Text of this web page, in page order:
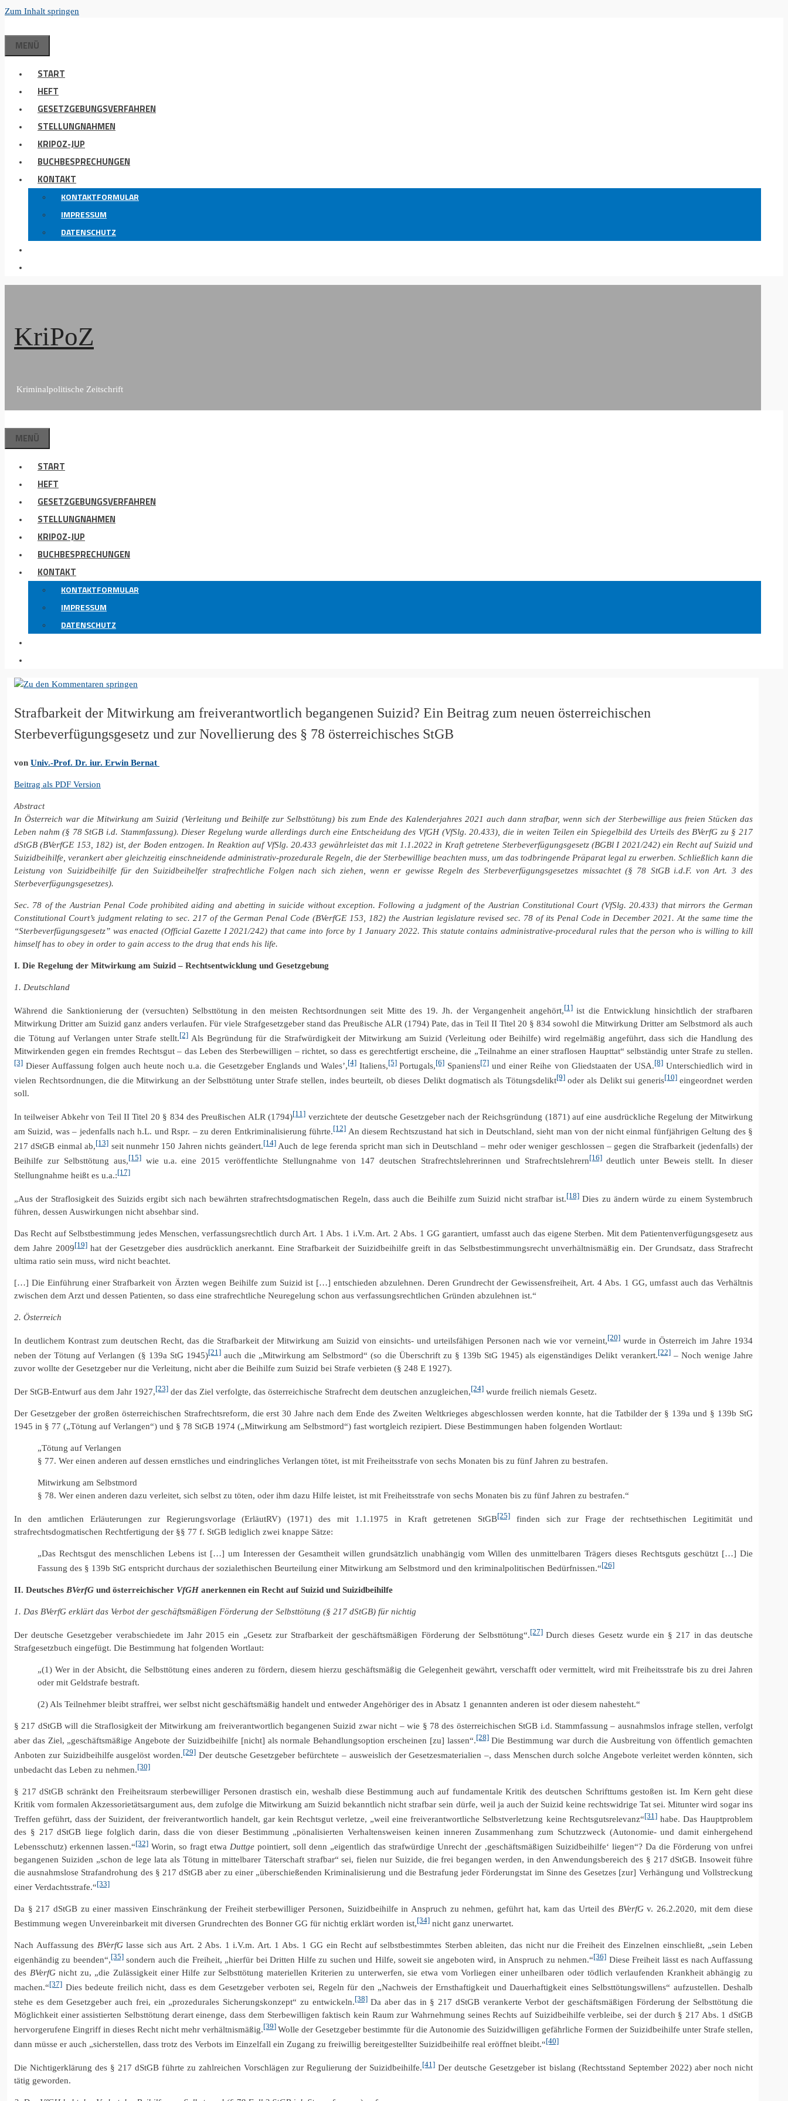
Zum Inhalt springen
MENÜ
START
HEFT
GESETZGEBUNGSVERFAHREN
STELLUNGNAHMEN
KRIPOZ-JUP
BUCHBESPRECHUNGEN
KONTAKT
KONTAKTFORMULAR
IMPRESSUM
DATENSCHUTZ
KriPoZ
Kriminalpolitische Zeitschrift
MENÜ
START
HEFT
GESETZGEBUNGSVERFAHREN
STELLUNGNAHMEN
KRIPOZ-JUP
BUCHBESPRECHUNGEN
KONTAKT
KONTAKTFORMULAR
IMPRESSUM
DATENSCHUTZ
Strafbarkeit der Mitwirkung am freiverantwortlich begangenen Suizid? Ein Beitrag zum neuen österreichischen
Sterbeverfügungsgesetz und zur Novellierung des § 78 österreichisches StGB
von Univ.-Prof. Dr. iur. Erwin Bernat
Beitrag als PDF Version
Abstract
In Österreich war die Mitwirkung am Suizid (Verleitung und Beihilfe zur Selbsttötung) bis zum Ende des Kalenderjahres 2021 auch dann strafbar, wenn sich der Sterbewillige aus freien Stücken das
Leben nahm (§ 78 StGB i.d. Stammfassung). Dieser Regelung wurde allerdings durch eine Entscheidung des VfGH (VfSlg. 20.433), die in weiten Teilen ein Spiegelbild des Urteils des BVerfG zu § 217
dStGB (BVerfGE 153, 182) ist, der Boden entzogen. In Reaktion auf VfSlg. 20.433 gewährleistet das mit 1.1.2022 in Kraft getretene Sterbeverfügungsgesetz (BGBl I 2021/242) ein Recht auf Suizid und
Suizidbeihilfe, verankert aber gleichzeitig einschneidende administrativ-prozedurale Regeln, die der Sterbewillige beachten muss, um das todbringende Präparat legal zu erwerben. Schließlich kann die
Leistung von Suizidbeihilfe für den Suizidbeihelfer strafrechtliche Folgen nach sich ziehen, wenn er gewisse Regeln des Sterbeverfügungsgesetzes missachtet (§ 78 StGB i.d.F. von Art. 3 des
Sterbeverfügungsgesetzes).
Sec. 78 of the Austrian Penal Code prohibited aiding and abetting in suicide without exception. Following a judgment of the Austrian Constitutional Court (VfSlg. 20.433) that mirrors the German
Constitutional Court’s judgment relating to sec. 217 of the German Penal Code (BVerfGE 153, 182) the Austrian legislature revised sec. 78 of its Penal Code in December 2021. At the same time the
“Sterbeverfügungsgesetz” was enacted (Official Gazette I 2021/242) that came into force by 1 January 2022. This statute contains administrative-procedural rules that the person who is willing to kill
himself has to obey in order to gain access to the drug that ends his life.
I. Die Regelung der Mitwirkung am Suizid – Rechtsentwicklung und Gesetzgebung
1. Deutschland
Während die Sanktionierung der (versuchten) Selbsttötung in den meisten Rechtsordnungen seit Mitte des 19. Jh. der Vergangenheit angehört,[1]ist die Entwicklung hinsichtlich der strafbaren
Mitwirkung Dritter am Suizid ganz anders verlaufen. Für viele Strafgesetzgeber stand das Preußische ALR (1794) Pate, das in Teil II Titel 20 § 834 sowohl die Mitwirkung Dritter am Selbstmord als auch
die Tötung auf Verlangen unter Strafe stellt.[2] Als Begründung für die Strafwürdigkeit der Mitwirkung am Suizid (Verleitung oder Beihilfe) wird regelmäßig angeführt, dass sich die Handlung des
Mitwirkenden gegen ein fremdes Rechtsgut – das Leben des Sterbewilligen – richtet, so dass es gerechtfertigt erscheine, die „Teilnahme an einer straflosen Haupttat“ selbständig unter Strafe zu stellen.
[3] Dieser Auffassung folgen auch heute noch u.a. die Gesetzgeber Englands und Wales’,[4]Italiens,[5] Portugals,[6] Spaniens[7] und einer Reihe von Gliedstaaten der USA.[8]Unterschiedlich wird in
vielen Rechtsordnungen, die die Mitwirkung an der Selbsttötung unter Strafe stellen, indes beurteilt, ob dieses Delikt dogmatisch als Tötungsdelikt[9]oder als Delikt sui generis[10]eingeordnet werden
soll.
In teilweiser Abkehr von Teil II Titel 20 § 834 des Preußischen ALR (1794)[11] verzichtete der deutsche Gesetzgeber nach der Reichsgründung (1871) auf eine ausdrückliche Regelung der Mitwirkung
am Suizid, was – jedenfalls nach h.L. und Rspr. – zu deren Entkriminalisierung führte.[12] An diesem Rechtszustand hat sich in Deutschland, sieht man von der nicht einmal fünfjährigen Geltung des §
217 dStGB einmal ab,[13] seit nunmehr 150 Jahren nichts geändert.[14]Auch de lege ferenda spricht man sich in Deutschland – mehr oder weniger geschlossen – gegen die Strafbarkeit (jedenfalls) der
Beihilfe zur Selbsttötung aus,[15]wie u.a. eine 2015 veröffentlichte Stellungnahme von 147 deutschen Strafrechtslehrerinnen und Strafrechtslehrern[16]deutlich unter Beweis stellt. In dieser
Stellungnahme heißt es u.a.:[17]
„Aus der Straflosigkeit des Suizids ergibt sich nach bewährten strafrechtsdogmatischen Regeln, dass auch die Beihilfe zum Suizid nicht strafbar ist.[18] Dies zu ändern würde zu einem Systembruch
führen, dessen Auswirkungen nicht absehbar sind.
Das Recht auf Selbstbestimmung jedes Menschen, verfassungsrechtlich durch Art. 1 Abs. 1 i.V.m. Art. 2 Abs. 1 GG garantiert, umfasst auch das eigene Sterben. Mit dem Patientenverfügungsgesetz aus
dem Jahre 2009[19]hat der Gesetzgeber dies ausdrücklich anerkannt. Eine Strafbarkeit der Suizidbeihilfe greift in das Selbstbestimmungsrecht unverhältnismäßig ein. Der Grundsatz, dass Strafrecht
ultima ratio sein muss, wird nicht beachtet.
[…] Die Einführung einer Strafbarkeit von Ärzten wegen Beihilfe zum Suizid ist […] entschieden abzulehnen. Deren Grundrecht der Gewissensfreiheit, Art. 4 Abs. 1 GG, umfasst auch das Verhältnis
zwischen dem Arzt und dessen Patienten, so dass eine strafrechtliche Neuregelung schon aus verfassungsrechtlichen Gründen abzulehnen ist.“
2. Österreich
In deutlichem Kontrast zum deutschen Recht, das die Strafbarkeit der Mitwirkung am Suizid von einsichts- und urteilsfähigen Personen nach wie vor verneint,[20]wurde in Österreich im Jahre 1934
neben der Tötung auf Verlangen (§ 139a StG 1945)[21]auch die „Mitwirkung am Selbstmord“ (so die Überschrift zu § 139b StG 1945) als eigenständiges Delikt verankert.[22]– Noch wenige Jahre
zuvor wollte der Gesetzgeber nur die Verleitung, nicht aber die Beihilfe zum Suizid bei Strafe verbieten (§ 248 E 1927).
Der StGB-Entwurf aus dem Jahr 1927,[23] der das Ziel verfolgte, das österreichische Strafrecht dem deutschen anzugleichen,[24] wurde freilich niemals Gesetz.
Der Gesetzgeber der großen österreichischen Strafrechtsreform, die erst 30 Jahre nach dem Ende des Zweiten Weltkrieges abgeschlossen werden konnte, hat die Tatbilder der § 139a und § 139b StG
1945 in § 77 („Tötung auf Verlangen“) und § 78 StGB 1974 („Mitwirkung am Selbstmord“) fast wortgleich rezipiert. Diese Bestimmungen haben folgenden Wortlaut:
„Tötung auf Verlangen
§ 77. Wer einen anderen auf dessen ernstliches und eindringliches Verlangen tötet, ist mit Freiheitsstrafe von sechs Monaten bis zu fünf Jahren zu bestrafen.
Mitwirkung am Selbstmord
§ 78. Wer einen anderen dazu verleitet, sich selbst zu töten, oder ihm dazu Hilfe leistet, ist mit Freiheitsstrafe von sechs Monaten bis zu fünf Jahren zu bestrafen.“
In den amtlichen Erläuterungen zur Regierungsvorlage (ErläutRV) (1971) des mit 1.1.1975 in Kraft getretenen StGB[25]finden sich zur Frage der rechtsethischen Legitimität und
strafrechtsdogmatischen Rechtfertigung der §§ 77 f. StGB lediglich zwei knappe Sätze:
„Das Rechtsgut des menschlichen Lebens ist […] um Interessen der Gesamtheit willen grundsätzlich unabhängig vom Willen des unmittelbaren Trägers dieses Rechtsguts geschützt […] Die
Fassung des § 139b StG entspricht durchaus der sozialethischen Beurteilung einer Mitwirkung am Selbstmord und den kriminalpolitischen Bedürfnissen.“[26]
II. Deutsches BVerfG und österreichischer VfGH anerkennen ein Recht auf Suizid und Suizidbeihilfe
1. Das BVerfG erklärt das Verbot der geschäftsmäßigen Förderung der Selbsttötung (§ 217 dStGB) für nichtig
Der deutsche Gesetzgeber verabschiedete im Jahr 2015 ein „Gesetz zur Strafbarkeit der geschäftsmäßigen Förderung der Selbsttötung“.[27] Durch dieses Gesetz wurde ein § 217 in das deutsche
Strafgesetzbuch eingefügt. Die Bestimmung hat folgenden Wortlaut:
„(1) Wer in der Absicht, die Selbsttötung eines anderen zu fördern, diesem hierzu geschäftsmäßig die Gelegenheit gewährt, verschafft oder vermittelt, wird mit Freiheitsstrafe bis zu drei Jahren
oder mit Geldstrafe bestraft.
(2) Als Teilnehmer bleibt straffrei, wer selbst nicht geschäftsmäßig handelt und entweder Angehöriger des in Absatz 1 genannten anderen ist oder diesem nahesteht.“
§ 217 dStGB will die Straflosigkeit der Mitwirkung am freiverantwortlich begangenen Suizid zwar nicht – wie § 78 des österreichischen StGB i.d. Stammfassung – ausnahmslos infrage stellen, verfolgt
aber das Ziel, „geschäftsmäßige Angebote der Suizidbeihilfe [nicht] als normale Behandlungsoption erscheinen [zu] lassen“.[28]Die Bestimmung war durch die Ausbreitung von öffentlich gemachten
Anboten zur Suizidbeihilfe ausgelöst worden.[29] Der deutsche Gesetzgeber befürchtete – ausweislich der Gesetzesmaterialien –, dass Menschen durch solche Angebote verleitet werden könnten, sich
unbedacht das Leben zu nehmen.[30]
§ 217 dStGB schränkt den Freiheitsraum sterbewilliger Personen drastisch ein, weshalb diese Bestimmung auch auf fundamentale Kritik des deutschen Schrifttums gestoßen ist. Im Kern geht diese
Kritik vom formalen Akzessorietätsargument aus, dem zufolge die Mitwirkung am Suizid bekanntlich nicht strafbar sein dürfe, weil ja auch der Suizid keine rechtswidrige Tat sei. Mitunter wird sogar ins
Treffen geführt, dass der Suizident, der freiverantwortlich handelt, gar kein Rechtsgut verletze, „weil eine freiverantwortliche Selbstverletzung keine Rechtsgutsrelevanz“[31]habe. Das Hauptproblem
des § 217 dStGB liege folglich darin, dass die von dieser Bestimmung „pönalisierten Verhaltensweisen keinen inneren Zusammenhang zum Schutzzweck (Autonomie- und damit einhergehend
Lebensschutz) erkennen lassen.“[32] Worin, so fragt etwa Duttge pointiert, soll denn „eigentlich das strafwürdige Unrecht der ‚geschäftsmäßigen Suizidbeihilfe‘ liegen“? Da die Förderung von unfrei
begangenen Suiziden „schon de lege lata als Tötung in mittelbarer Täterschaft strafbar“ sei, fielen nur Suizide, die frei begangen werden, in den Anwendungsbereich des § 217 dStGB. Insoweit führe
die ausnahmslose Strafandrohung des § 217 dStGB aber zu einer „überschießenden Kriminalisierung und die Bestrafung jeder Förderungstat im Sinne des Gesetzes [zur] Verhängung und Vollstreckung
einer Verdachtsstrafe.“[33]
Da § 217 dStGB zu einer massiven Einschränkung der Freiheit sterbewilliger Personen, Suizidbeihilfe in Anspruch zu nehmen, geführt hat, kam das Urteil des BVerfGv. 26.2.2020, mit dem diese
Bestimmung wegen Unvereinbarkeit mit diversen Grundrechten des Bonner GG für nichtig erklärt worden ist,[34] nicht ganz unerwartet.
Nach Auffassung des BVerfGlasse sich aus Art. 2 Abs. 1 i.V.m. Art. 1 Abs. 1 GG ein Recht auf selbstbestimmtes Sterben ableiten, das nicht nur die Freiheit des Einzelnen einschließt, „sein Leben
eigenhändig zu beenden“,[35]sondern auch die Freiheit, „hierfür bei Dritten Hilfe zu suchen und Hilfe, soweit sie angeboten wird, in Anspruch zu nehmen.“[36] Diese Freiheit lässt es nach Auffassung
des BVerfGnicht zu, „die Zulässigkeit einer Hilfe zur Selbsttötung materiellen Kriterien zu unterwerfen, sie etwa vom Vorliegen einer unheilbaren oder tödlich verlaufenden Krankheit abhängig zu
machen.“[37] Dies bedeute freilich nicht, dass es dem Gesetzgeber verboten sei, Regeln für den „Nachweis der Ernsthaftigkeit und Dauerhaftigkeit eines Selbsttötungswillens“ aufzustellen. Deshalb
stehe es dem Gesetzgeber auch frei, ein „prozedurales Sicherungskonzept“ zu entwickeln.[38]Da aber das in § 217 dStGB verankerte Verbot der geschäftsmäßigen Förderung der Selbsttötung die
Möglichkeit einer assistierten Selbsttötung derart einenge, dass dem Sterbewilligen faktisch kein Raum zur Wahrnehmung seines Rechts auf Suizidbeihilfe verbleibe, sei der durch § 217 Abs. 1 dStGB
hervorgerufene Eingriff in dieses Recht nicht mehr verhältnismäßig.[39] Wolle der Gesetzgeber bestimmte für die Autonomie des Suizidwilligen gefährliche Formen der Suizidbeihilfe unter Strafe stellen,
dann müsse er auch „sicherstellen, dass trotz des Verbots im Einzelfall ein Zugang zu freiwillig bereitgestellter Suizidbeihilfe real eröffnet bleibt.“[40]
Die Nichtigerklärung des § 217 dStGB führte zu zahlreichen Vorschlägen zur Regulierung der Suizidbeihilfe.[41] Der deutsche Gesetzgeber ist bislang (Rechtsstand September 2022) aber noch nicht
tätig geworden.